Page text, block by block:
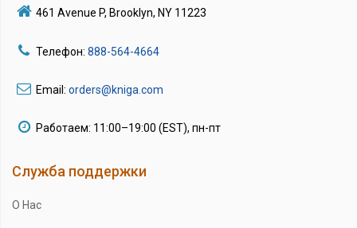
461 Avenue P, Brooklyn, NY 11223
Телефон: 888-564-4664
Email: orders@kniga.com
Работаем: 11:00–19:00 (EST), пн-пт
Служба поддержки
О Нас